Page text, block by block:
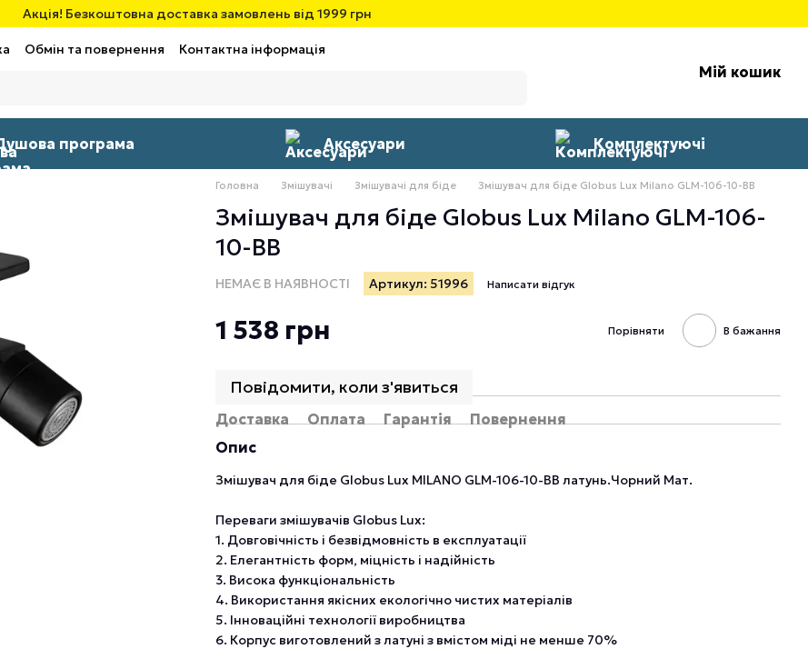
Акція! Безкоштовна доставка замовлень від 1999 грн
Обмін та повернення Контактна інформація
Мій кошик
програма Аксесуари Комплектуючі
Головна Змішувачі Змішувачі для біде Змішувач для біде Globus Lux Milano GLM-106-10-BB
Змішувач для біде Globus Lux Milano GLM-106-
10-BB
НЕМАЄ В НАЯВНОСТІ Артикул: 51996 Написати відгук
1 538 грн Порівняти В бажання
Повідомити, коли з'явиться
Доставка Оплата Гарантія
Повернення
Опис
Змішувач для біде Globus Lux MILANO GLM-106-10-BB латунь.Чорний Мат.
Переваги змішувачів Globus Lux:
1. Довговічність і безвідмовність в експлуатації
2. Елегантність форм, міцність і надійність
3. Висока функціональність
4. Використання якісних екологічно чистих матеріалів
5. Інноваційні технології виробництва
6. Корпус виготовлений з латуні з вмістом міді не менше 70%